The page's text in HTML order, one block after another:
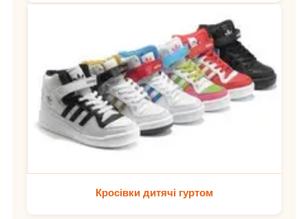
Кросівки дитячі гуртом